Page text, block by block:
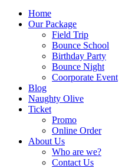
Home
Our Package
Field Trip
Bounce School
Birthday Party
Bounce Night
Coorporate Event
Blog
Naughty Olive
Ticket
Promo
Online Order
About Us
Who are we?
Contact Us